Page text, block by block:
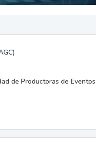
de Productoras de Eventos